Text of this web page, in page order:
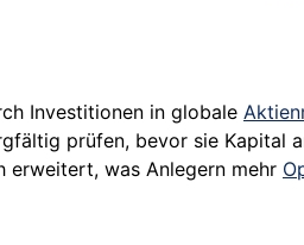
Investitionen in globale
prüfen, bevor sie Kapital
erweitert, was Anlegern mehr